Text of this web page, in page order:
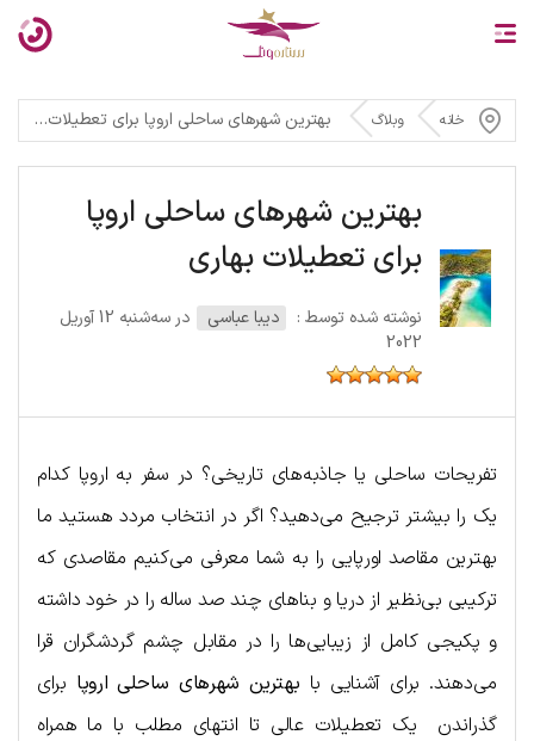
خانه وبلاگ بهترین شهرهای ساحلی اروپا برای تعطیلات بهاری
بهترین شهرهای ساحلی اروپا
برای تعطیلات بهاری
نوشته شده توسط : دیبا عباسی
در سه‌شنبه 12 آوریل
2022
تفریحات ساحلی یا جاذبه‌های تاریخی؟ در سفر به اروپا کدام
یک را بیشتر ترجیح می‌دهید؟ اگر در انتخاب مردد هستید ما
بهترین مقاصد اورپایی را به شما معرفی می‌کنیم مقاصدی که
ترکیبی بی‌نظیر از دریا و بناهای چند صد ساله را در خود داشته
و پکیجی کامل از زیبایی‌ها را در مقابل چشم گردشگران قرا
می‌دهند. برای آشنایی با بهترین شهرهای ساحلی اروپا برای
گذراندن یک تعطیلات عالی تا انتهای مطلب با ما همراه